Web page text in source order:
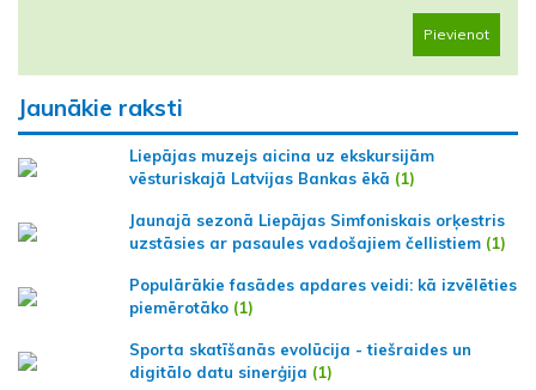
Pievienot
Jaunākie raksti
Liepājas muzejs aicina uz ekskursijām
vēsturiskajā Latvijas Bankas ēkā (1)
Jaunajā sezonā Liepājas Simfoniskais orķestris
uzstāsies ar pasaules vadošajiem čellistiem (1)
Populārākie fasādes apdares veidi: kā izvēlēties
piemērotāko (1)
Sporta skatīšanās evolūcija - tiešraides un
digitālo datu sinerģija (1)